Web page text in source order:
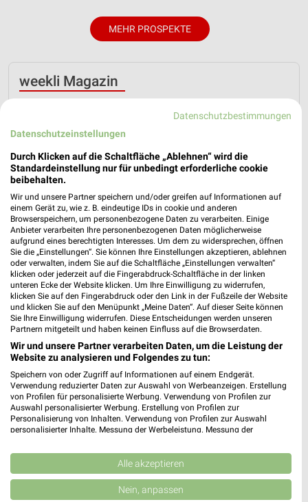
MEHR PROSPEKTE
weekli Magazin
Genieße den Sommer mit Kaufland!
09.07.2026
Kaufland Card wird zu Kaufland Card XTRA!
06.02.2026
Kaufland - Pre Black Week Angebote
12.11.2025
Imweekli Magazinerwarten dich neben Infos zu Kaufland
auch clevere Spartipps für den Familienalltag, Ideen zur
nachhaltig zu entlasten.
Datenschutzbestimmungen
Datenschutzeinstellungen
Durch Klicken auf die Schaltfläche „Ablehnen“ wird die
Standardeinstellung nur für unbedingt erforderliche cookie
beibehalten.
Wir und unsere Partner speichern und/oder greifen auf Informationen auf
einem Gerät zu, wie z. B. eindeutige IDs in cookie und anderen
Browserspeichern, um personenbezogene Daten zu verarbeiten. Einige
Anbieter verarbeiten Ihre personenbezogenen Daten möglicherweise
aufgrund eines berechtigten Interesses. Um dem zu widersprechen, öffnen
Sie die „Einstellungen“. Sie können Ihre Einstellungen akzeptieren, ablehnen
oder verwalten, indem Sie auf die Schaltfläche „Einstellungen verwalten“
klicken oder jederzeit auf die Fingerabdruck-Schaltfläche in der linken
unteren Ecke der Website klicken. Um Ihre Einwilligung zu widerrufen,
klicken Sie auf den Fingerabdruck oder den Link in der Fußzeile der Website
und klicken Sie auf den Menüpunkt „Meine Daten“. Auf dieser Seite können
Sie Ihre Einwilligung widerrufen. Diese Entscheidungen werden unseren
Partnern mitgeteilt und haben keinen Einfluss auf die Browserdaten.
Wir und unsere Partner verarbeiten Daten, um die Leistung der
Website zu analysieren und Folgendes zu tun:
Speichern von oder Zugriff auf Informationen auf einem Endgerät.
Verwendung reduzierter Daten zur Auswahl von Werbeanzeigen. Erstellung
von Profilen für personalisierte Werbung. Verwendung von Profilen zur
Auswahl personalisierter Werbung. Erstellung von Profilen zur
Personalisierung von Inhalten. Verwendung von Profilen zur Auswahl
personalisierter Inhalte. Messung der Werbeleistung. Messung der
Kombinationen von Daten aus verschiedenen Quellen. Entwicklung und
Verbesserung der Angebote. Verwendung reduzierter Daten zur Auswahl
von Inhalten.
Daten können außerhalb der Europäischen Union weitergegeben und in die
Alle akzeptieren
Nein, anpassen